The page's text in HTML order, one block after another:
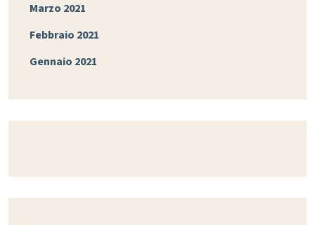
Marzo 2021
Febbraio 2021
Gennaio 2021